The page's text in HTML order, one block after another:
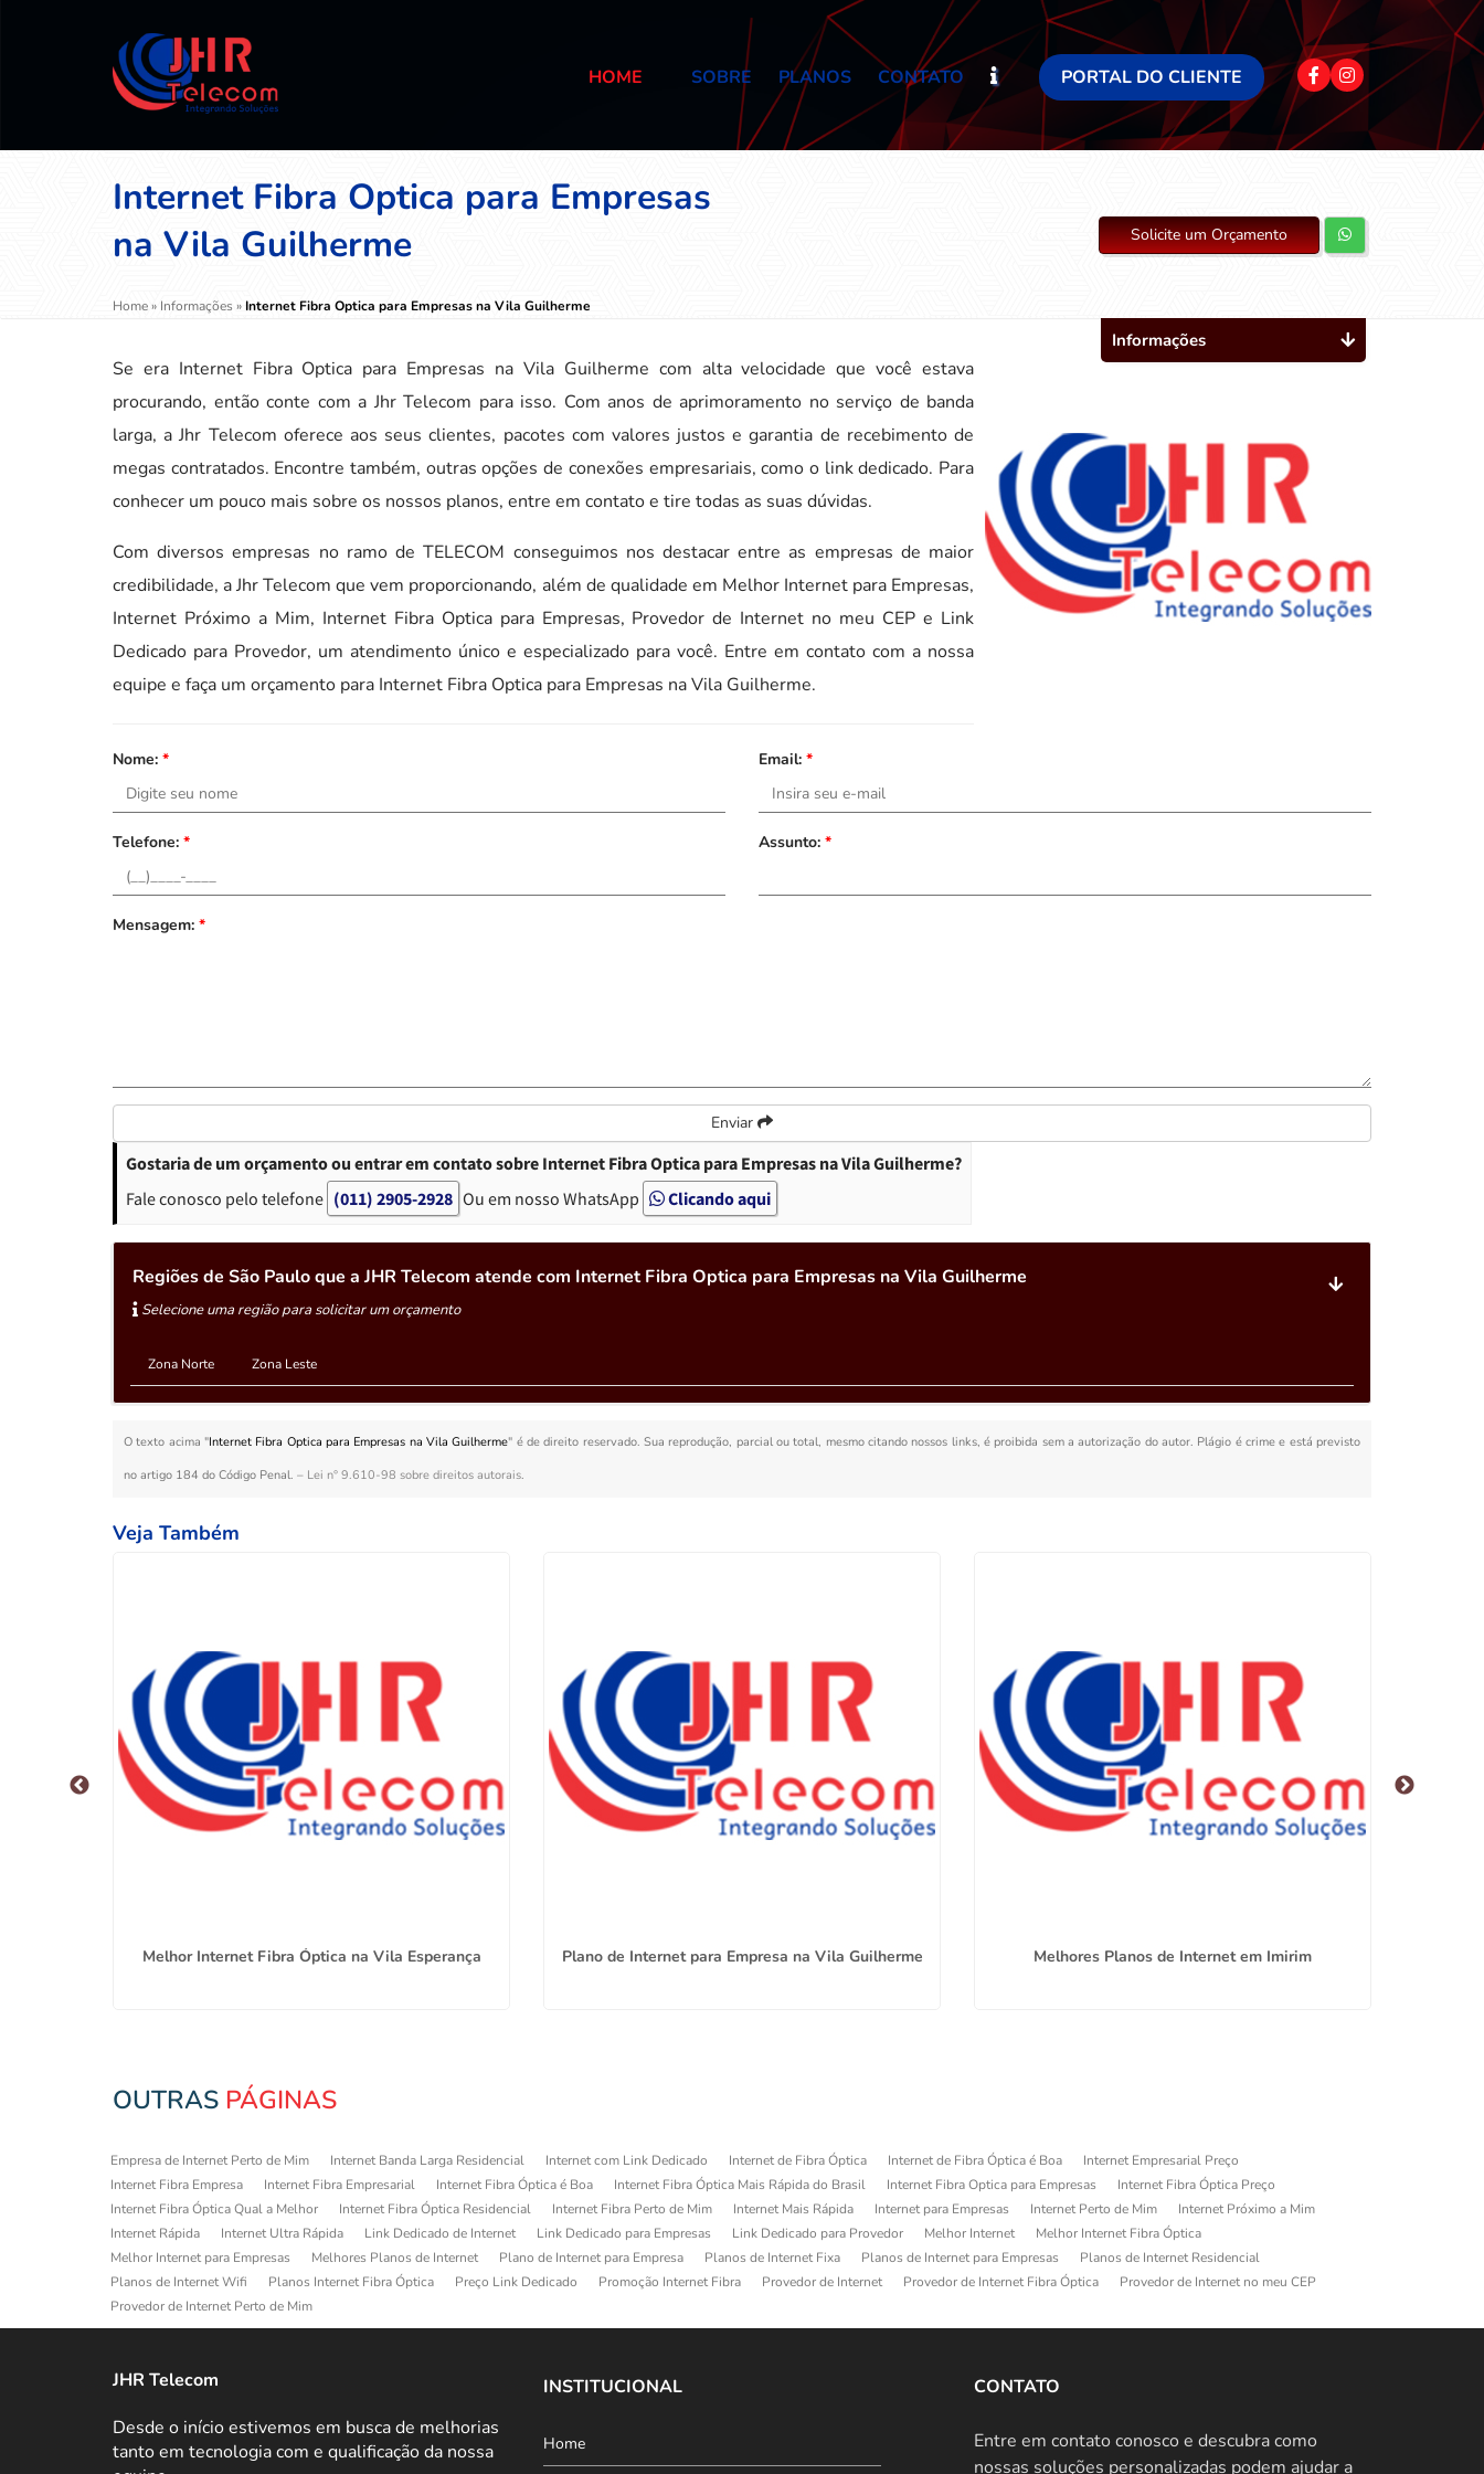
HOME SOBRE PLANOS CONTATO PORTAL DO CLIENTE
Internet Fibra Optica para Empresas
na Vila Guilherme
Home» Informações »Internet Fibra Optica para Empresas na Vila Guilherme
Solicite um Orçamento
Se era Internet Fibra Optica para Empresas na Vila Guilherme com alta velocidade que você estava
procurando, então conte com a Jhr Telecom para isso. Com anos de aprimoramento no serviço de banda
larga, a Jhr Telecom oferece aos seus clientes, pacotes com valores justos e garantia de recebimento de
megas contratados. Encontre também, outras opções de conexões empresariais, como o link dedicado. Para
conhecer um pouco mais sobre os nossos planos, entre em contato e tire todas as suas dúvidas.
Com diversos empresas no ramo de TELECOM conseguimos nos destacar entre as empresas de maior
credibilidade, a Jhr Telecom que vem proporcionando, além de qualidade em Melhor Internet para Empresas,
Internet Próximo a Mim, Internet Fibra Optica para Empresas, Provedor de Internet no meu CEP e Link
Dedicado para Provedor, um atendimento único e especializado para você. Entre em contato com a nossa
equipe e faça um orçamento para Internet Fibra Optica para Empresas na Vila Guilherme.
Nome: * Email: *
Telefone: * Assunto: *
Mensagem: *
Enviar
Gostaria de um orçamento ou entrar em contato sobre Internet Fibra Optica para Empresas na Vila Guilherme?
Fale conosco pelo telefone (011) 2905-2928 Ou em nosso WhatsApp Clicando aqui
Regiões de São Paulo que a JHR Telecom atende com Internet Fibra Optica para Empresas na Vila Guilherme
Selecione uma região para solicitar um orçamento
Zona Norte Zona Leste
O texto acima "Internet Fibra Optica para Empresas na Vila Guilherme" é de direito reservado. Sua reprodução, parcial ou total, mesmo citando nossos links, é proibida sem a autorização do autor. Plágio é crime e está previsto
no artigo 184 do Código Penal. – Lei n° 9.610-98 sobre direitos autorais.
Informações
Veja Também
Melhor Internet Fibra Óptica na Vila Esperança Plano de Internet para Empresa na Vila Guilherme Melhores Planos de Internet em Imirim
OUTRAS PÁGINAS
Empresa de Internet Perto de Mim Internet Banda Larga Residencial Internet com Link Dedicado Internet de Fibra Óptica Internet de Fibra Óptica é Boa
Internet Empresarial Preço
Internet Fibra Empresa
Internet Fibra Empresarial Internet Fibra Óptica é Boa Internet Fibra Óptica Mais Rápida do Brasil Internet Fibra Optica para Empresas
Internet Fibra Óptica Preço
Internet Fibra Óptica Qual a Melhor
Internet Fibra Óptica Residencial Internet Fibra Perto de Mim Internet Mais Rápida Internet para Empresas Internet Perto de Mim
Internet Próximo a Mim
Internet Rápida
Internet Ultra Rápida Link Dedicado de Internet Link Dedicado para Empresas Link Dedicado para Provedor Melhor Internet
Melhor Internet Fibra Óptica
Melhor Internet para Empresas
Melhores Planos de Internet Plano de Internet para Empresa Planos de Internet Fixa Planos de Internet para Empresas
Planos de Internet Residencial
Planos de Internet Wifi
Planos Internet Fibra Óptica Preço Link Dedicado Promoção Internet Fibra Provedor de Internet Provedor de Internet Fibra Óptica
Provedor de Internet no meu CEP
Provedor de Internet Perto de Mim
JHR Telecom
Desde o início estivemos em busca de melhorias
tanto em tecnologia com e qualificação da nossa
INSTITUCIONAL
Home
CONTATO
Entre em contato conosco e descubra como
nossas soluções personalizadas podem ajudar a